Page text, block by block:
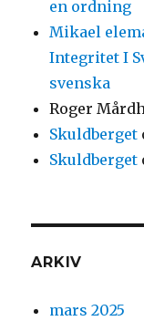
en ordning
Mikael
Integritet I
svenska
Roger
Skuldberget
Skuldberget
ARKIV
mars 2025